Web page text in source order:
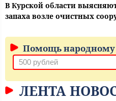
В Курской области
запаха возле очистных
Помощь
ЛЕНТА